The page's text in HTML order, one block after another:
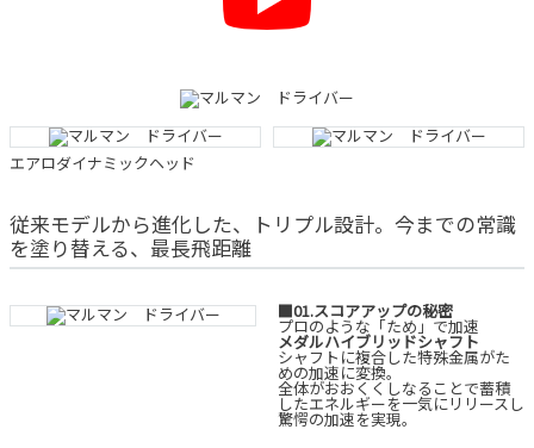
エアロダイナミックヘッド
従来モデルから進化した、トリプル設計。今までの常識
を塗り替える、最長飛距離
■01.スコアアップの秘密
プロのような「ため」で加速
メダルハイブリッドシャフト
シャフトに複合した特殊金属がた
めの加速に変換。
全体がおおくくしなることで蓄積
したエネルギーを一気にリリースし
驚愕の加速を実現。